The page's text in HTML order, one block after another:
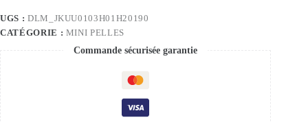
UGS : DLM_JKUU0103H01H20190
CATÉGORIE : MINI PELLES
Commande sécurisée garantie